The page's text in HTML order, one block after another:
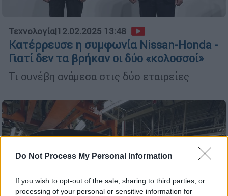
Do Not Process My Personal Information
If you wish to opt-out of the sale, sharing to third parties, or
processing of your personal or sensitive information for
Τεχνολογία|12.02.2025 13:48
Κατέρρευσε η συμφωνία Nissan-Honda -
Γιατί δεν τα βρήκαν οι δύο «κολοσσοί»
Τι συνέβη ανάμεσα στις δύο εταιρείες